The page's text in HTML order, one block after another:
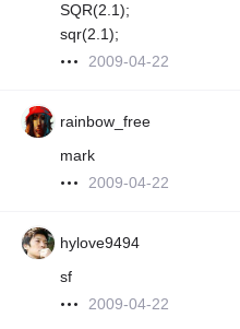
SQR(2.1);
sqr(2.1);
2009-04-22
rainbow_free
mark
2009-04-22
hylove9494
sf
2009-04-22